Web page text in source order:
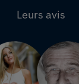
Leurs avis